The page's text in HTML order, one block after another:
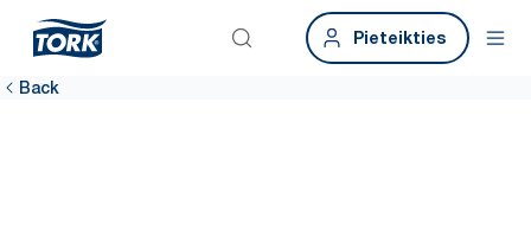
Pieteikties
Back